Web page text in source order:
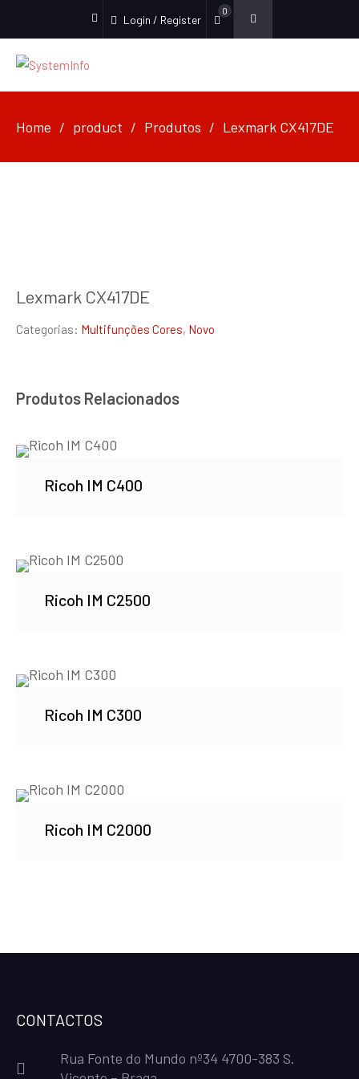
facebook
Login / Register
0
Home product Produtos Lexmark CX417DE
Lexmark CX417DE
Categorias: Multifunções Cores, Novo
Produtos Relacionados
Ricoh IM C400
Ricoh IM C2500
Ricoh IM C300
Ricoh IM C2000
CONTACTOS
Rua Fonte do Mundo nº34 4700-383 S.